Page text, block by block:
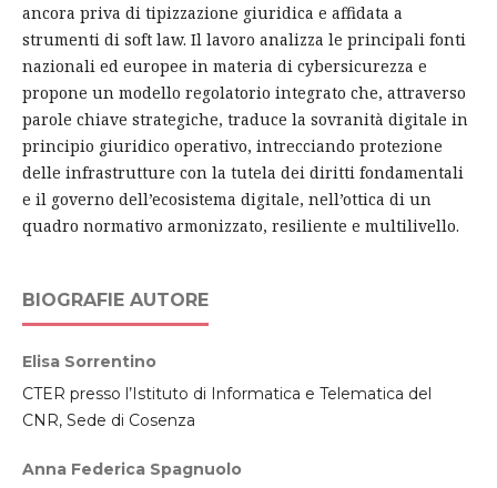
ancora priva di tipizzazione giuridica e affidata a
strumenti di soft law. Il lavoro analizza le principali fonti
nazionali ed europee in materia di cybersicurezza e
propone un modello regolatorio integrato che, attraverso
parole chiave strategiche, traduce la sovranità digitale in
principio giuridico operativo, intrecciando protezione
delle infrastrutture con la tutela dei diritti fondamentali
e il governo dell’ecosistema digitale, nell’ottica di un
quadro normativo armonizzato, resiliente e multilivello.
BIOGRAFIE AUTORE
Elisa Sorrentino
CTER presso l’Istituto di Informatica e Telematica del
CNR, Sede di Cosenza
Anna Federica Spagnuolo